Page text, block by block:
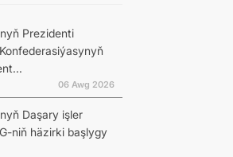
Prezidenti
06 Awg 2026
Daşary işler
niň häzirki başlygy